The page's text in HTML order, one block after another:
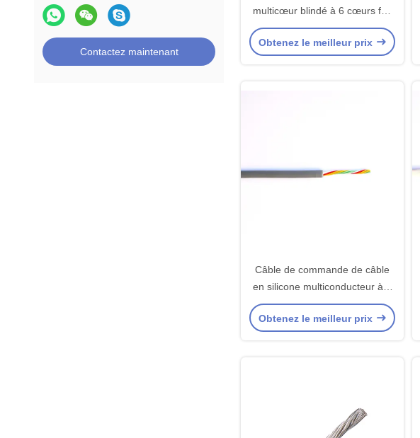
Contactez maintenant
multicœur blindé à 6 cœurs fep
isolé
Obtenez le meilleur prix
Câble de commande de câble
en silicone multiconducteur à 7
conducteurs
Obtenez le meilleur prix